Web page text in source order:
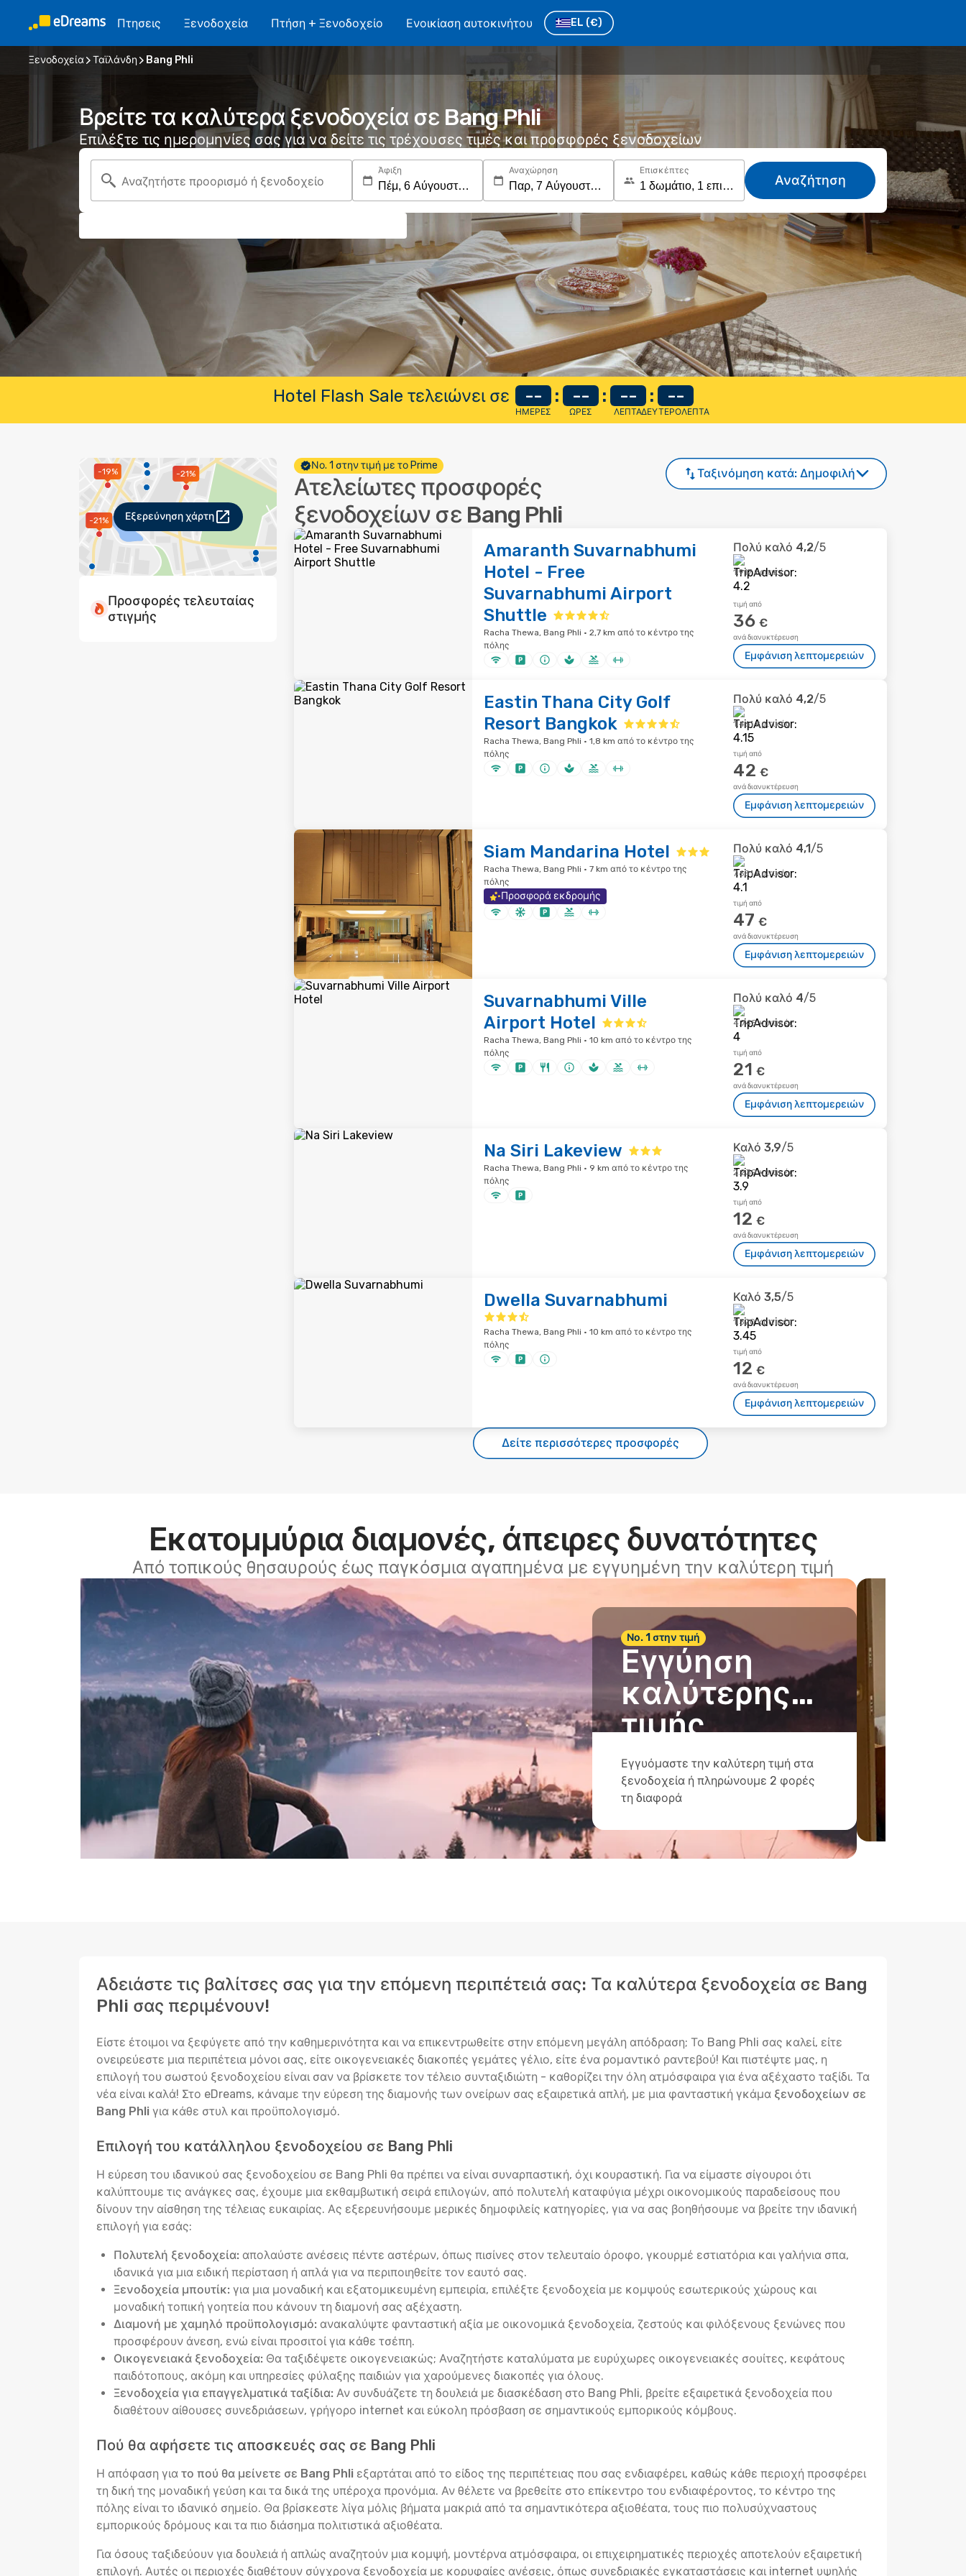
Πτησεις Ξενοδοχεία Πτήση + Ξενοδοχείο Ενοικίαση αυτοκινήτου EL (€)
Ξενοδοχεία Ταϊλάνδη Bang Phli
Βρείτε τα καλύτερα ξενοδοχεία σε Bang Phli
Επιλέξτε τις ημερομηνίες σας για να δείτε τις τρέχουσες τιμές και προσφορές ξενοδοχείων
Αναζητήστε προορισμό ή ξενοδοχείο
Άφιξη Αναχώρηση Επισκέπτες
Αναζήτηση
Hotel Flash Sale τελειώνει σε --
ΗΜΈΡΕΣ
: --
ΏΡΕΣ
: --
ΛΕΠΤΆ
: --
ΔΕΥΤΕΡΌΛΕΠΤΑ
-21%
-21%
-19%
Εξερεύνηση χάρτη
Προσφορές τελευταίας
στιγμής
Νο. 1 στην τιμή με το Prime
Ατελείωτες προσφορές
ξενοδοχείων σε Bang Phli
Ταξινόμηση κατά: Δημοφιλή
Amaranth Suvarnabhumi
Hotel - Free
Suvarnabhumi Airport
Shuttle
Racha Thewa, Bang Phli · 2,7 km από το κέντρο της
πόλης
Πολύ καλό 4,2/5
1.917 κριτικές
τιμή από
36 €
ανά διανυκτέρευση
Εμφάνιση λεπτομερειών
Eastin Thana City Golf
Resort Bangkok
Racha Thewa, Bang Phli · 1,8 km από το κέντρο της
πόλης
Πολύ καλό 4,2/5
1.461 κριτικές
τιμή από
42 €
ανά διανυκτέρευση
Εμφάνιση λεπτομερειών
Siam Mandarina Hotel
Racha Thewa, Bang Phli · 7 km από το κέντρο της
πόλης
Προσφορά εκδρομής
Πολύ καλό 4,1/5
7.681 κριτικές
τιμή από
47 €
ανά διανυκτέρευση
Εμφάνιση λεπτομερειών
Suvarnabhumi Ville
Airport Hotel
Racha Thewa, Bang Phli · 10 km από το κέντρο της
πόλης
Πολύ καλό 4/5
4.745 κριτικές
τιμή από
21 €
ανά διανυκτέρευση
Εμφάνιση λεπτομερειών
Na Siri Lakeview
Racha Thewa, Bang Phli · 9 km από το κέντρο της
πόλης
Καλό 3,9/5
2.239 κριτικές
τιμή από
12 €
ανά διανυκτέρευση
Εμφάνιση λεπτομερειών
Dwella Suvarnabhumi
Racha Thewa, Bang Phli · 10 km από το κέντρο της
πόλης
Καλό 3,5/5
1.320 κριτικές
τιμή από
12 €
ανά διανυκτέρευση
Εμφάνιση λεπτομερειών
Δείτε περισσότερες προσφορές
Εκατομμύρια διαμονές, άπειρες δυνατότητες
Από τοπικούς θησαυρούς έως παγκόσμια αγαπημένα με εγγυημένη την καλύτερη τιμή
Νο. 1 στην τιμή
Εγγύηση
καλύτερης
τιμής
Εγγυόμαστε την καλύτερη τιμή στα
ξενοδοχεία ή πληρώνουμε 2 φορές
τη διαφορά
Αδειάστε τις βαλίτσες σας για την επόμενη περιπέτειά σας: Τα καλύτερα ξενοδοχεία σε Bang
Phli σας περιμένουν!
Είστε έτοιμοι να ξεφύγετε από την καθημερινότητα και να επικεντρωθείτε στην επόμενη μεγάλη απόδραση; Το Bang Phli σας καλεί, είτε
ονειρεύεστε μια περιπέτεια μόνοι σας, είτε οικογενειακές διακοπές γεμάτες γέλιο, είτε ένα ρομαντικό ραντεβού! Και πιστέψτε μας, η
επιλογή του σωστού ξενοδοχείου είναι σαν να βρίσκετε τον τέλειο συνταξιδιώτη - καθορίζει την όλη ατμόσφαιρα για ένα αξέχαστο ταξίδι. Τα
νέα είναι καλά! Στο eDreams, κάναμε την εύρεση της διαμονής των ονείρων σας εξαιρετικά απλή, με μια φανταστική γκάμα ξενοδοχείων σε
Bang Phli για κάθε στυλ και προϋπολογισμό.
Επιλογή του κατάλληλου ξενοδοχείου σε Bang Phli
Η εύρεση του ιδανικού σας ξενοδοχείου σε Bang Phli θα πρέπει να είναι συναρπαστική, όχι κουραστική. Για να είμαστε σίγουροι ότι
καλύπτουμε τις ανάγκες σας, έχουμε μια εκθαμβωτική σειρά επιλογών, από πολυτελή καταφύγια μέχρι οικονομικούς παραδείσους που
δίνουν την αίσθηση της τέλειας ευκαιρίας. Ας εξερευνήσουμε μερικές δημοφιλείς κατηγορίες, για να σας βοηθήσουμε να βρείτε την ιδανική
επιλογή για εσάς:
Πολυτελή ξενοδοχεία: απολαύστε ανέσεις πέντε αστέρων, όπως πισίνες στον τελευταίο όροφο, γκουρμέ εστιατόρια και γαλήνια σπα,
ιδανικά για μια ειδική περίσταση ή απλά για να περιποιηθείτε τον εαυτό σας.
Ξενοδοχεία μπουτίκ: για μια μοναδική και εξατομικευμένη εμπειρία, επιλέξτε ξενοδοχεία με κομψούς εσωτερικούς χώρους και
μοναδική τοπική γοητεία που κάνουν τη διαμονή σας αξέχαστη.
Διαμονή με χαμηλό προϋπολογισμό: ανακαλύψτε φανταστική αξία με οικονομικά ξενοδοχεία, ζεστούς και φιλόξενους ξενώνες που
προσφέρουν άνεση, ενώ είναι προσιτοί για κάθε τσέπη.
Οικογενειακά ξενοδοχεία: Θα ταξιδέψετε οικογενειακώς; Αναζητήστε καταλύματα με ευρύχωρες οικογενειακές σουίτες, κεφάτους
παιδότοπους, ακόμη και υπηρεσίες φύλαξης παιδιών για χαρούμενες διακοπές για όλους.
Ξενοδοχεία για επαγγελματικά ταξίδια: Αν συνδυάζετε τη δουλειά με διασκέδαση στο Bang Phli, βρείτε εξαιρετικά ξενοδοχεία που
διαθέτουν αίθουσες συνεδριάσεων, γρήγορο internet και εύκολη πρόσβαση σε σημαντικούς εμπορικούς κόμβους.
Πού θα αφήσετε τις αποσκευές σας σε Bang Phli
Η απόφαση για το πού θα μείνετε σε Bang Phli εξαρτάται από το είδος της περιπέτειας που σας ενδιαφέρει, καθώς κάθε περιοχή προσφέρει
τη δική της μοναδική γεύση και τα δικά της υπέροχα προνόμια. Αν θέλετε να βρεθείτε στο επίκεντρο του ενδιαφέροντος, το κέντρο της
πόλης είναι το ιδανικό σημείο. Θα βρίσκεστε λίγα μόλις βήματα μακριά από τα σημαντικότερα αξιοθέατα, τους πιο πολυσύχναστους
εμπορικούς δρόμους και τα πιο διάσημα πολιτιστικά αξιοθέατα.
Για όσους ταξιδεύουν για δουλειά ή απλώς αναζητούν μια κομψή, μοντέρνα ατμόσφαιρα, οι επιχειρηματικές περιοχές αποτελούν εξαιρετική
επιλογή. Αυτές οι περιοχές διαθέτουν σύγχρονα ξενοδοχεία με κορυφαίες ανέσεις, όπως συνεδριακές εγκαταστάσεις και internet υψηλής